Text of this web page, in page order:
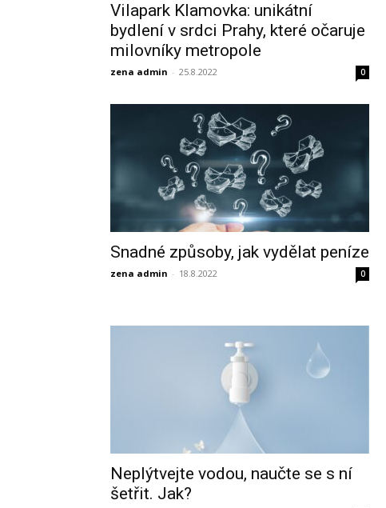
Vilapark Klamovka: unikátní
bydlení v srdci Prahy, které očaruje
milovníky metropole
zena admin - 25.8.2022 0
Snadné způsoby, jak vydělat peníze
zena admin - 18.8.2022 0
Neplýtvejte vodou, naučte se s ní
šetřit. Jak?